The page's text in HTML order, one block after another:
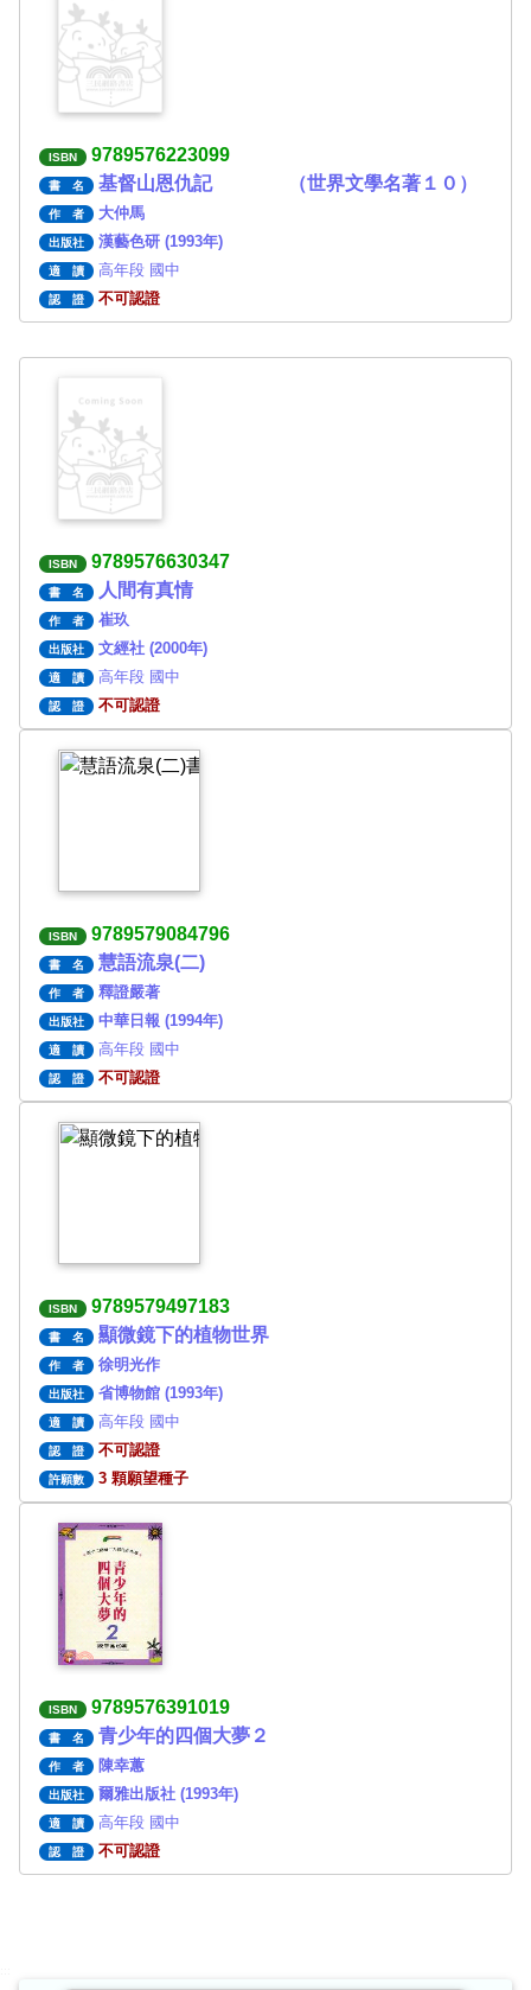
ISBN 9789576223099
書 名 基督山恩仇記 （世界文學名著１０）
作 者 大仲馬
出版社 漢藝色研 (1993年)
適 讀 高年段 國中
認 證 不可認證
ISBN 9789576630347
書 名 人間有真情
作 者 崔玖
出版社 文經社 (2000年)
適 讀 高年段 國中
認 證 不可認證
ISBN 9789579084796
書 名 慧語流泉(二)
作 者 釋證嚴著
出版社 中華日報 (1994年)
適 讀 高年段 國中
認 證 不可認證
ISBN 9789579497183
書 名 顯微鏡下的植物世界
作 者 徐明光作
出版社 省博物館 (1993年)
適 讀 高年段 國中
認 證 不可認證
許願數 3 顆願望種子
ISBN 9789576391019
書 名 青少年的四個大夢２
作 者 陳幸蕙
出版社 爾雅出版社 (1993年)
適 讀 高年段 國中
認 證 不可認證